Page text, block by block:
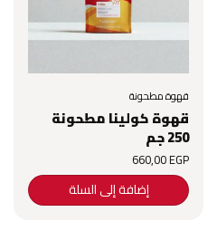
قهوة مطحونة
قهوة كولينا مطحونة
250 جم
660٫00EGP
إضافة إلى السلة